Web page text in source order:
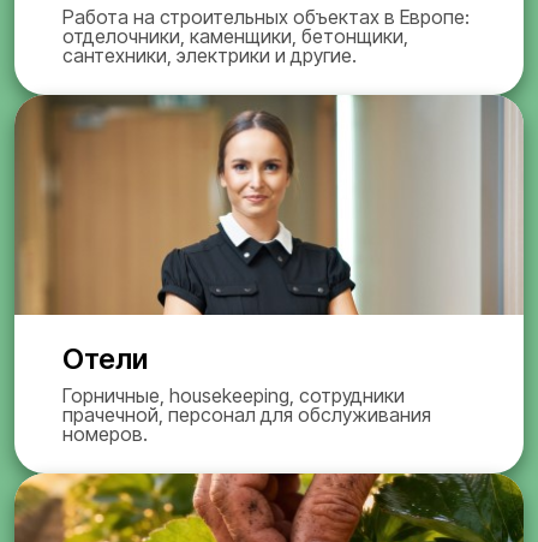
Работа на строительных объектах в Европе:
отделочники, каменщики, бетонщики,
сантехники, электрики и другие.
Отели
Горничные, housekeeping, сотрудники
прачечной, персонал для обслуживания
номеров.